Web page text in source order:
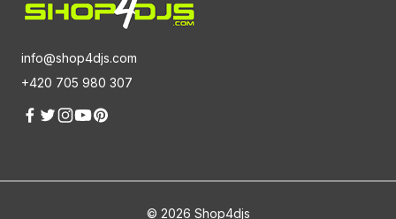
info@shop4djs.com
+420 705 980 307
© 2026 Shop4djs